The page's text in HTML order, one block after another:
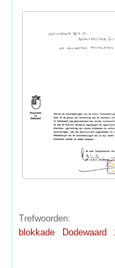
Trefwoorden:
blokkade
Dodewaard